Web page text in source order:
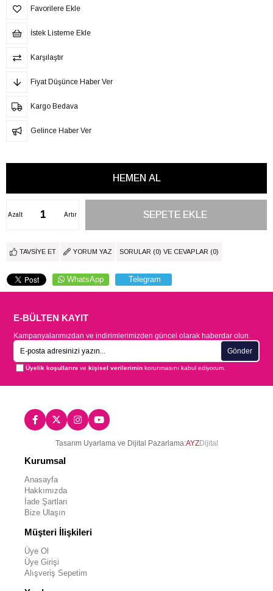
Favorilere Ekle
İstek Listeme Ekle
Karşılaştır
Fiyat Düşünce Haber Ver
Kargo Bedava
Gelince Haber Ver
Artır
Azalt
TAVSIYE ET YORUM YAZ SORULAR (0) VE CEVAPLAR (0)
WhatsApp Telegram
E-BÜLTEN KAYIT
Kampanyalarımızdan ve indirimlerimizden güncel olarak haberdar olun.
Gönder
Üyelik koşullarını vekişisel verilerimin korunmasını kabul ediyorum.
Tasarım Uyarlama ve Dijital Pazarlama:AYZDijital
Kurumsal
Anasayfa
Hakkımızda
İade Şartları
Bize Ulaşın
Müşteri İlişkileri
Üye Ol
Üye Girişi
Alışveriş Sepetim